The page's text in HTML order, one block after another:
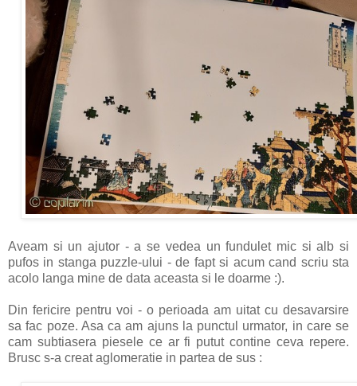
Aveam si un ajutor - a se vedea un fundulet mic si alb si
pufos in stanga puzzle-ului - de fapt si acum cand scriu sta
acolo langa mine de data aceasta si le doarme :).
Din fericire pentru voi - o perioada am uitat cu desavarsire
sa fac poze. Asa ca am ajuns la punctul urmator, in care se
cam subtiasera piesele ce ar fi putut contine ceva repere.
Brusc s-a creat aglomeratie in partea de sus :